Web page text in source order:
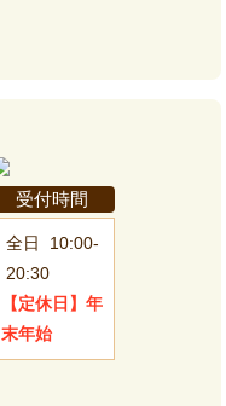
受付時間
全日
10:00-
20:30
【定休日】 年
末年始